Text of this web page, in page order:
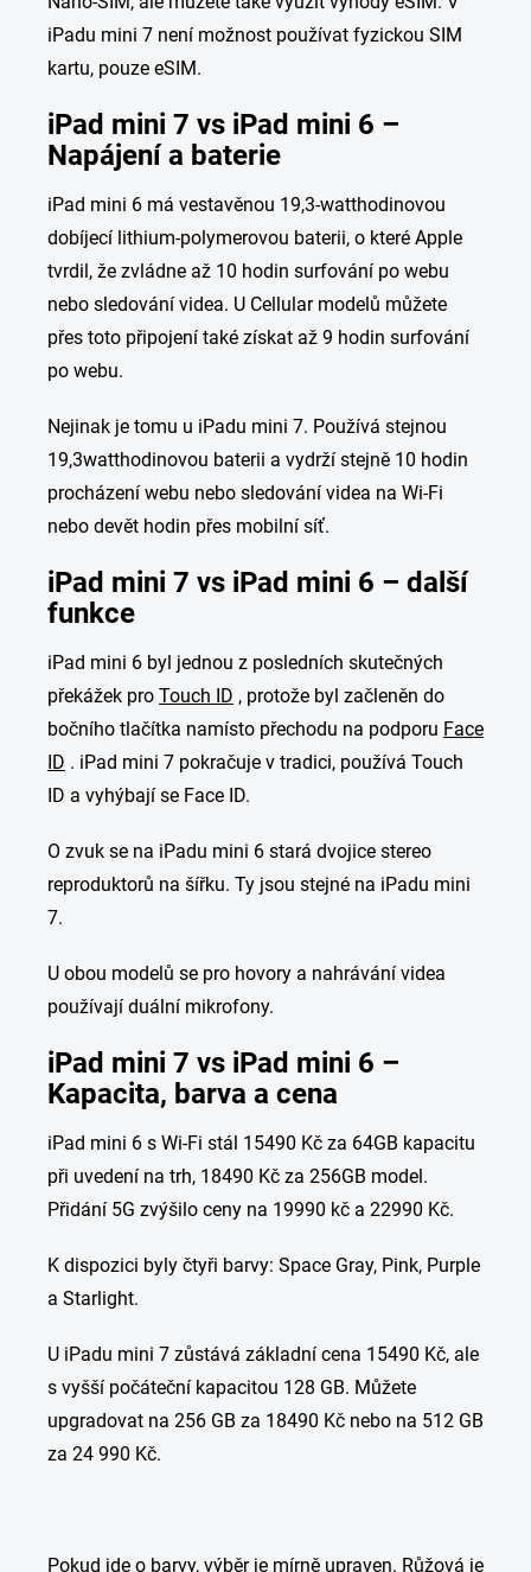
iPadu mini 7 není možnost používat fyzickou SIM
kartu, pouze eSIM.
iPad mini 7 vs iPad mini 6 –
Napájení a baterie
iPad mini 6 má vestavěnou 19,3-watthodinovou
dobíjecí lithium-polymerovou baterii, o které Apple
tvrdil, že zvládne až 10 hodin surfování po webu
nebo sledování videa. U Cellular modelů můžete
přes toto připojení také získat až 9 hodin surfování
po webu.
Nejinak je tomu u iPadu mini 7. Používá stejnou
19,3watthodinovou baterii a vydrží stejně 10 hodin
procházení webu nebo sledování videa na Wi-Fi
nebo devět hodin přes mobilní síť.
iPad mini 7 vs iPad mini 6 – další
funkce
iPad mini 6 byl jednou z posledních skutečných
překážek pro Touch ID , protože byl začleněn do
bočního tlačítka namísto přechodu na podporu Face
ID . iPad mini 7 pokračuje v tradici, používá Touch
ID a vyhýbají se Face ID.
O zvuk se na iPadu mini 6 stará dvojice stereo
reproduktorů na šířku. Ty jsou stejné na iPadu mini
7.
U obou modelů se pro hovory a nahrávání videa
používají duální mikrofony.
iPad mini 7 vs iPad mini 6 –
Kapacita, barva a cena
iPad mini 6 s Wi-Fi stál 15490 Kč za 64GB kapacitu
při uvedení na trh, 18490 Kč za 256GB model.
Přidání 5G zvýšilo ceny na 19990 kč a 22990 Kč.
K dispozici byly čtyři barvy: Space Gray, Pink, Purple
a Starlight.
U iPadu mini 7 zůstává základní cena 15490 Kč, ale
s vyšší počáteční kapacitou 128 GB. Můžete
upgradovat na 256 GB za 18490 Kč nebo na 512 GB
za 24 990 Kč.
Pokud jde o barvy, výběr je mírně upraven. Růžová je